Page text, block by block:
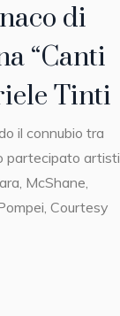
di
“Canti
Tinti
il connubio tra
partecipato artisti
McShane,
Courtesy